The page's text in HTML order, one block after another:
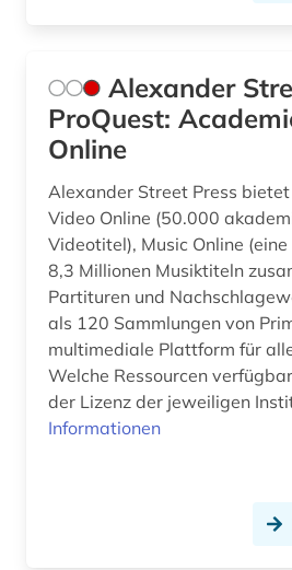
elektronisches buch (62)
empirische pädagogik (1)
entscheidungsammlung (1)
entwicklung (3)
entwicklungsforschung (1)
entwicklungshilfe (1)
Alexander
ProQuest:
Online
Alexander Street Press
Video Online (50.000
Videotitel), Music Online
8,3 Millionen Musiktiteln
Partituren und
als 120 Sammlungen von
multimediale Plattform für
Welche Ressourcen
der Lizenz der jeweiligen
Informationen